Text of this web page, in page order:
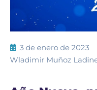
3 de enero de 2023
Wladimir Muñoz